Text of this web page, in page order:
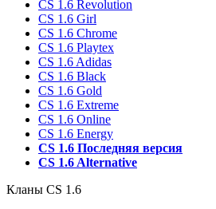
CS 1.6 Revolution
CS 1.6 Girl
CS 1.6 Chrome
CS 1.6 Playtex
CS 1.6 Adidas
CS 1.6 Black
CS 1.6 Gold
CS 1.6 Extreme
CS 1.6 Online
CS 1.6 Energy
CS 1.6 Последняя версия
CS 1.6 Alternative
Кланы СS 1.6